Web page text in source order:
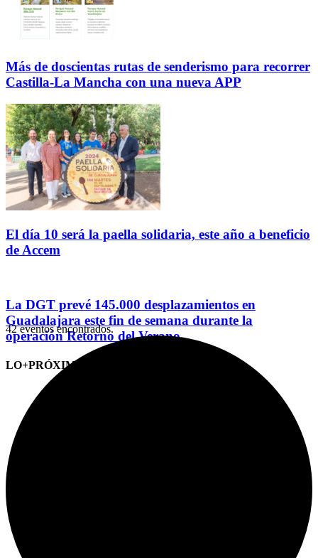
Más de doscientas rutas de senderismo para recorrer
Castilla-La Mancha con una nueva APP
El día 10 será la paella solidaria, este año a beneficio
de Accem
La DGT prevé 145.000 desplazamientos en
Guadalajara este fin de semana durante la
operación Retorno del Verano
LO+PRÓXIMO (CITAS)
42 eventos encontrados.